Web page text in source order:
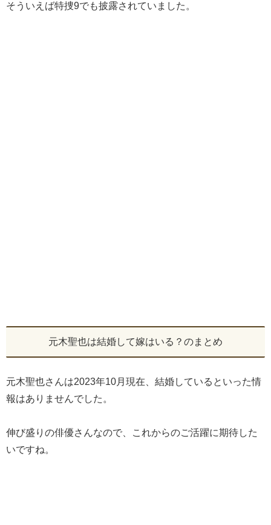
そういえば特捜9でも披露されていました。
元木聖也は結婚して嫁はいる？のまとめ
元木聖也さんは2023年10月現在、結婚しているといった情
報はありませんでした。
伸び盛りの俳優さんなので、これからのご活躍に期待した
いですね。